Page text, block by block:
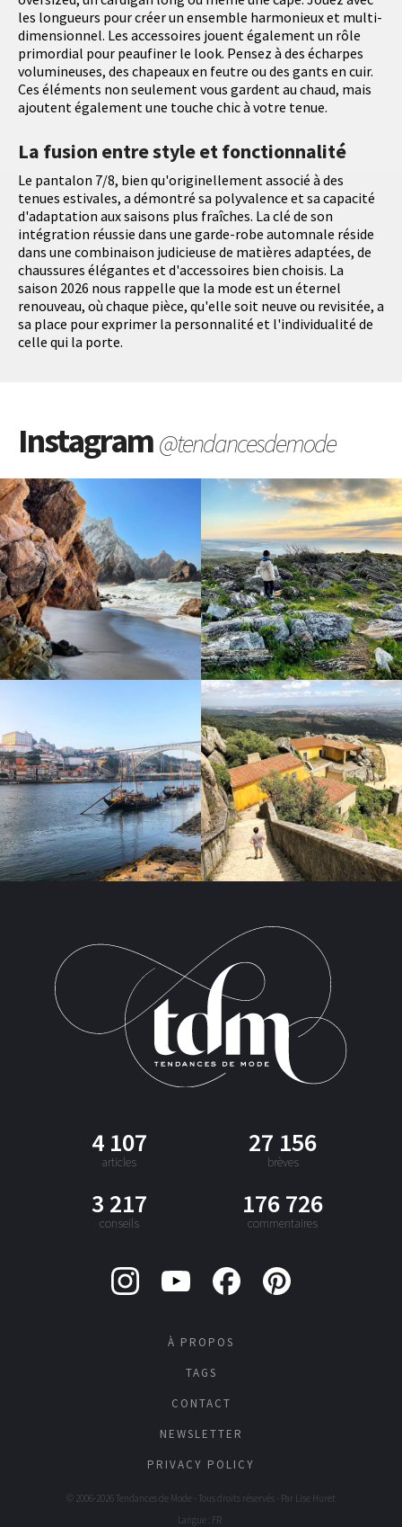
les longueurs pour créer un ensemble harmonieux et multi-
dimensionnel. Les accessoires jouent également un rôle
primordial pour peaufiner le look. Pensez à des écharpes
volumineuses, des chapeaux en feutre ou des gants en cuir.
Ces éléments non seulement vous gardent au chaud, mais
ajoutent également une touche chic à votre tenue.
La fusion entre style et fonctionnalité
Le pantalon 7/8, bien qu'originellement associé à des
tenues estivales, a démontré sa polyvalence et sa capacité
d'adaptation aux saisons plus fraîches. La clé de son
intégration réussie dans une garde-robe automnale réside
dans une combinaison judicieuse de matières adaptées, de
chaussures élégantes et d'accessoires bien choisis. La
saison 2026 nous rappelle que la mode est un éternel
renouveau, où chaque pièce, qu'elle soit neuve ou revisitée, a
sa place pour exprimer la personnalité et l'individualité de
celle qui la porte.
Instagram@tendancesdemode
4 107
articles
27 156
brèves
3 217
conseils
176 726
commentaires
À PROPOS
TAGS
CONTACT
NEWSLETTER
PRIVACY POLICY
© 2006-2026 Tendances de Mode - Tous droits réservés - Par Lise Huret
Langue : FR